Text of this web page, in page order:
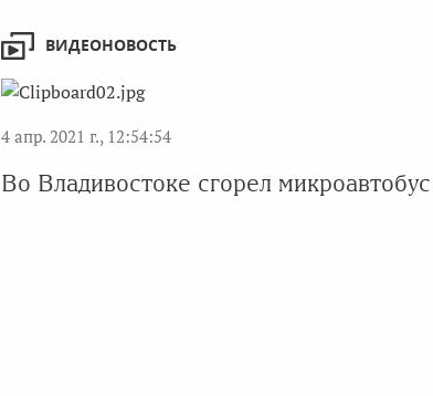
ВИДЕОНОВОСТЬ
4 апр. 2021 г., 12:54:54
Во Владивостоке сгорел микроавтобус